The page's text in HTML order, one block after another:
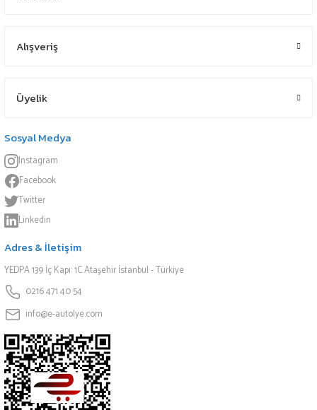
Alışveriş
Üyelik
Sosyal Medya
Instagram
Facebook
Twitter
Linkedin
Adres & İletişim
YEDPA 139 İç Kapı: 1C Ataşehir İstanbul - Türkiye
0216 471 40 54
info@e-autolye.com